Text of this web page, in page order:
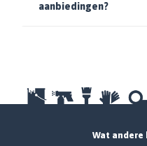
aanbiedingen?
Wat